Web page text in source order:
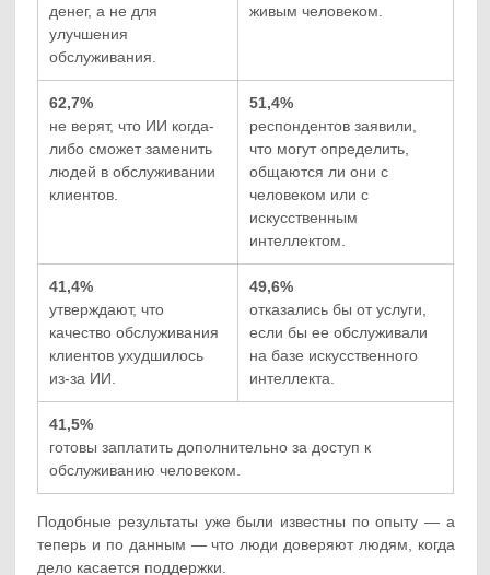
денег, а не для
улучшения
обслуживания.
живым человеком.
62,7%
не верят, что ИИ когда-
либо сможет заменить
людей в обслуживании
клиентов.
51,4%
респондентов заявили,
что могут определить,
общаются ли они с
человеком или с
искусственным
интеллектом.
41,4%
утверждают, что
качество обслуживания
клиентов ухудшилось
из-за ИИ.
49,6%
отказались бы от услуги,
если бы ее обслуживали
на базе искусственного
интеллекта.
41,5%
готовы заплатить дополнительно за доступ к
обслуживанию человеком.
Подобные результаты уже были известны по опыту — а
теперь и по данным — что люди доверяют людям, когда
дело касается поддержки.